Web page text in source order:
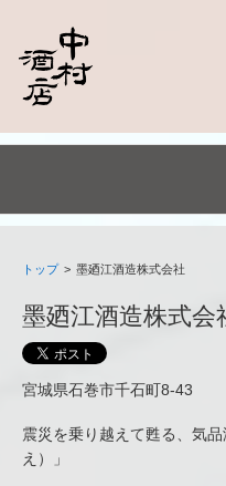
トップ > 墨廼江酒造株式会社
墨廼江酒造株式会
宮城県石巻市千石町8-43
震災を乗り越えて甦る、気
え）」